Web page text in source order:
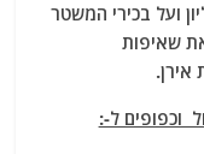
ועל בכירי המשטר
שאיפות